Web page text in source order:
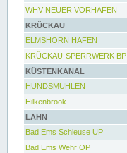
WHV NEUER VORHAFEN
KRÜCKAU
ELMSHORN HAFEN
KRÜCKAU-SPERRWERK BP
KÜSTENKANAL
HUNDSMÜHLEN
Hilkenbrook
LAHN
Bad Ems Schleuse UP
Bad Ems Wehr OP